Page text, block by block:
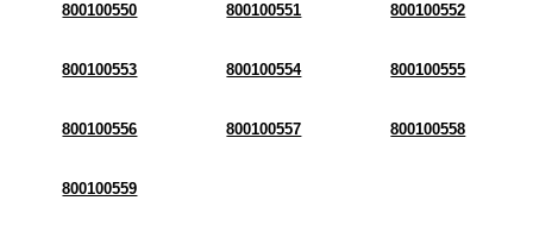
800100550 800100551 800100552
800100553 800100554 800100555
800100556 800100557 800100558
800100559